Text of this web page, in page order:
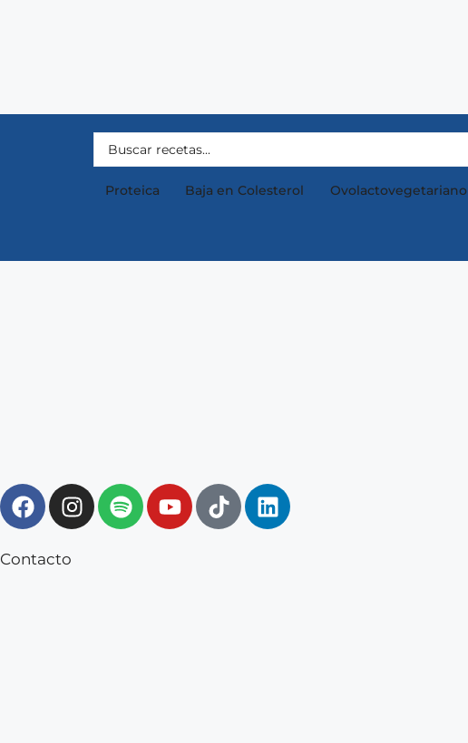
Proteica Baja en Colesterol Ovolactovegetariano
Contacto